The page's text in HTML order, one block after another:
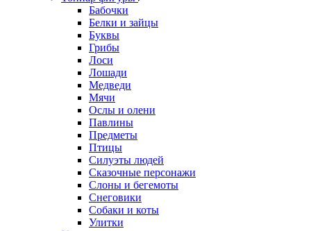
Бабочки
Белки и зайцы
Буквы
Грибы
Лоси
Лошади
Медведи
Мячи
Ослы и олени
Павлины
Предметы
Птицы
Силуэты людей
Сказочные персонажи
Слоны и бегемоты
Снеговики
Собаки и коты
Улитки